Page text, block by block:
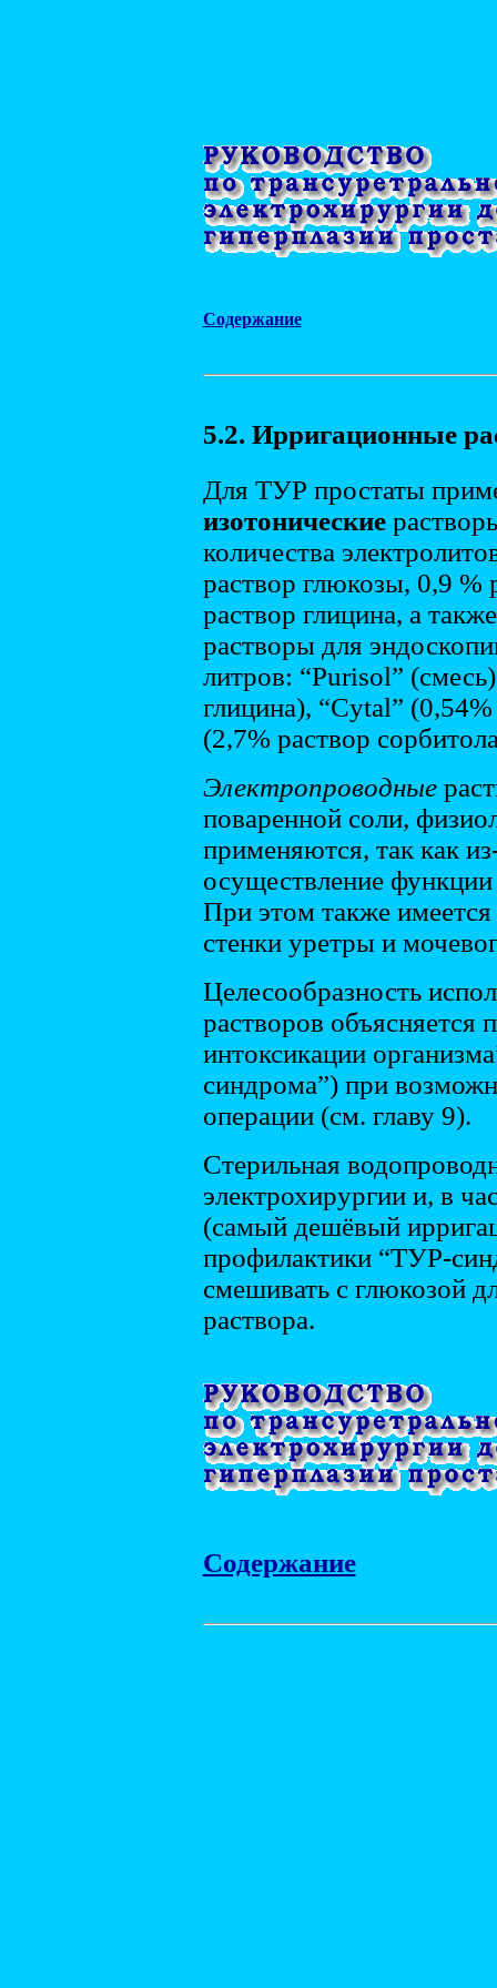
Содержание
5.2. Ирригационные
Для ТУР простаты
изотонические
количества
раствор глюкозы, 0,9 %
раствор глицина, а
растворы для
литров: “Purisol”
глицина), “Cytal”
(2,7% раствор
Электропроводные
поваренной соли,
применяются, так как
осуществление
При этом также
стенки уретры и
Целесообразность
растворов объясняется
интоксикации
синдрома”) при
операции (см. главу 9).
Стерильная
электрохирургии и, в
(самый дешёвый
профилактики “ТУР-
смешивать с глюкозой
раствора.
Содержание